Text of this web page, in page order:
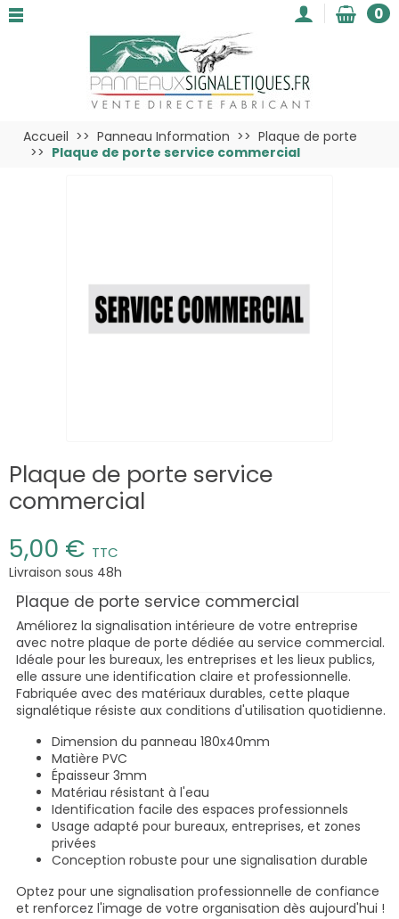
0
Accueil Panneau Information
Plaque de porte
Plaque de porte service commercial
Plaque de porte service
commercial
5,00 € TTC
Livraison sous 48h
Plaque de porte service commercial
Améliorez la signalisation intérieure de votre entreprise
avec notre plaque de porte dédiée au service commercial.
Idéale pour les bureaux, les entreprises et les lieux publics,
elle assure une identification claire et professionnelle.
Fabriquée avec des matériaux durables, cette plaque
signalétique résiste aux conditions d'utilisation quotidienne.
Dimension du panneau 180x40mm
Matière PVC
Épaisseur 3mm
Matériau résistant à l'eau
Identification facile des espaces professionnels
Usage adapté pour bureaux, entreprises, et zones
privées
Conception robuste pour une signalisation durable
Optez pour une signalisation professionnelle de confiance
et renforcez l'image de votre organisation dès aujourd'hui !